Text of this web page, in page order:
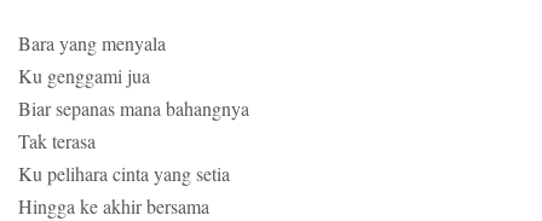
Bara yang menyala
Ku genggami jua
Biar sepanas mana bahangnya
Tak terasa
Ku pelihara cinta yang setia
Hingga ke akhir bersama